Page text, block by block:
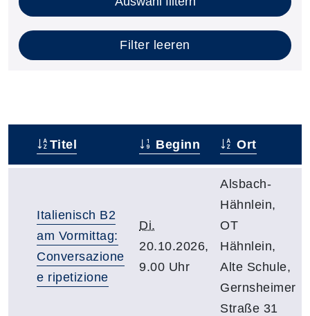
Filter leeren
Titel Beginn Ort
Italienisch B2
am Vormittag:
Conversazione
e ripetizione
Di.
20.10.2026,
9.00 Uhr
Alsbach-
Hähnlein,
OT
Hähnlein,
Alte Schule,
Gernsheimer
Straße 31